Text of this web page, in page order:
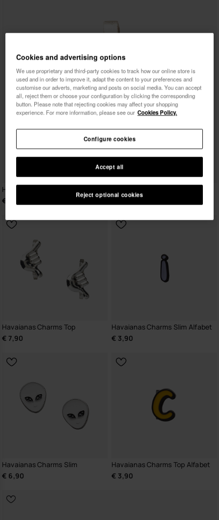
Havaianas Top Charms Flags
€ 4,90
Havaianas Charms Top
€ 7,90
Havaianas Charms Slim Alfabet
€ 3,90
Havaianas Charms Slim
€ 6,90
Havaianas Charms Top Alfabet
€ 3,90
Cookies and advertising options
We use proprietary and third-party cookies to track how our online store is
used and in order to improve it, adapt the content to your preferences and
customise our adverts, marketing and posts on social media. You can accept
all, reject them or choose your configuration by clicking the corresponding
button. Please note that rejecting cookies may affect your shopping
experience. For more information, please see our Cookies Policy.
Reject optional cookies
Accept all
Configure cookies